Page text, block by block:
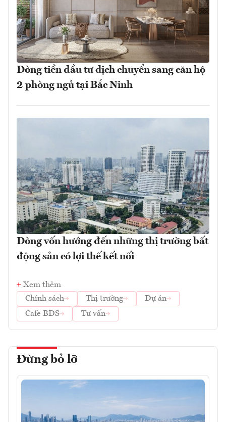
Dòng tiền đầu tư dịch chuyển sang căn hộ
2 phòng ngủ tại Bắc Ninh
Dòng vốn hướng đến những thị trường bất
động sản có lợi thế kết nối
Xem thêm
Chính sách
Thị trường
Dự án
Cafe BĐS
Tư vấn
Đừng bỏ lỡ